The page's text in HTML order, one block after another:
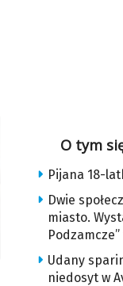
O tym
Pijana 18-
Dwie
miasto.
Udany
niedosyt w